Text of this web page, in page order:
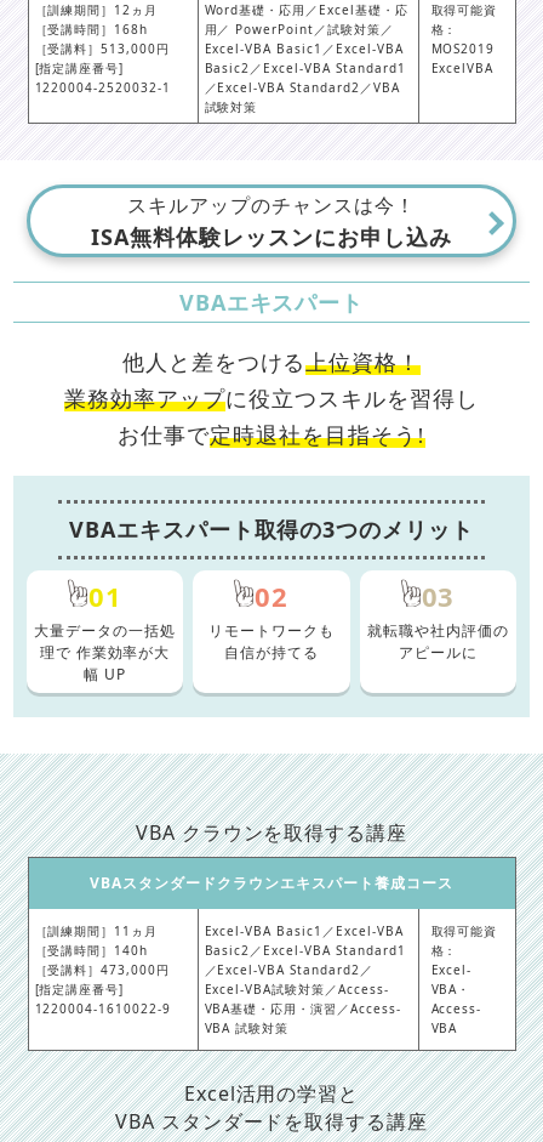
［訓練期間］12ヵ月
［受講時間］168h
［受講料］513,000円
[指定講座番号]
1220004-2520032-1
Word基礎・応用／Excel基礎・応
用／ PowerPoint／試験対策／
Excel-VBA Basic1／Excel-VBA
Basic2／Excel-VBA Standard1
／Excel-VBA Standard2／VBA
試験対策
取得可能資
格：
MOS2019
ExcelVBA
スキルアップのチャンスは今！
ISA無料体験レッスンにお申し込み
VBAエキスパート
他人と差をつける上位資格！
業務効率アップに役立つスキルを習得し
お仕事で定時退社を目指そう!
VBAエキスパート取得の3つのメリット
01
大量データの一括処
理で 作業効率が大
幅 UP
02
リモートワークも
自信が持てる
03
就転職や社内評価の
アピールに
VBA クラウンを取得する講座
VBAスタンダードクラウンエキスパート養成コース
［訓練期間］11ヵ月
［受講時間］140h
［受講料］473,000円
[指定講座番号]
1220004-1610022-9
Excel-VBA Basic1／Excel-VBA
Basic2／Excel-VBA Standard1
／Excel-VBA Standard2／
Excel-VBA試験対策／Access-
VBA基礎・応用・演習／Access-
VBA 試験対策
取得可能資
格：
Excel-
VBA・
Access-
VBA
Excel活用の学習と
VBA スタンダードを取得する講座